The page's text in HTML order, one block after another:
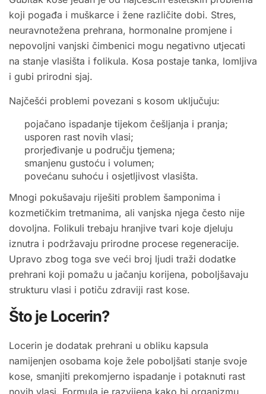
koji pogađa i muškarce i žene različite dobi. Stres,
neuravnotežena prehrana, hormonalne promjene i
nepovoljni vanjski čimbenici mogu negativno utjecati
na stanje vlasišta i folikula. Kosa postaje tanka, lomljiva
i gubi prirodni sjaj.
Najčešći problemi povezani s kosom uključuju:
pojačano ispadanje tijekom češljanja i pranja;
usporen rast novih vlasi;
prorjeđivanje u području tjemena;
smanjenu gustoću i volumen;
povećanu suhoću i osjetljivost vlasišta.
Mnogi pokušavaju riješiti problem šamponima i
kozmetičkim tretmanima, ali vanjska njega često nije
dovoljna. Folikuli trebaju hranjive tvari koje djeluju
iznutra i podržavaju prirodne procese regeneracije.
Upravo zbog toga sve veći broj ljudi traži dodatke
prehrani koji pomažu u jačanju korijena, poboljšavaju
strukturu vlasi i potiču zdraviji rast kose.
Što je Locerin?
Locerin je dodatak prehrani u obliku kapsula
namijenjen osobama koje žele poboljšati stanje svoje
kose, smanjiti prekomjerno ispadanje i potaknuti rast
novih vlasi. Formula je razvijena kako bi organizmu